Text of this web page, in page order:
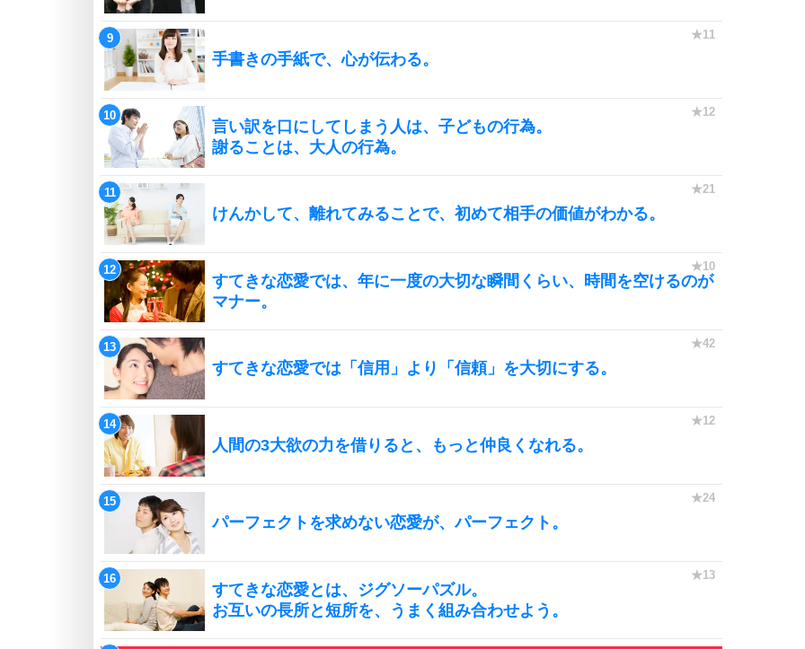
手書きの手紙で、心が伝わる。
言い訳を口にしてしまう人は、子どもの行為。
謝ることは、大人の行為。
けんかして、離れてみることで、初めて相手の価値がわかる。
すてきな恋愛では、年に一度の大切な瞬間くらい、時間を空けるのが
マナー。
すてきな恋愛では「信用」より「信頼」を大切にする。
人間の3大欲の力を借りると、もっと仲良くなれる。
パーフェクトを求めない恋愛が、パーフェクト。
すてきな恋愛とは、ジグソーパズル。
お互いの長所と短所を、うまく組み合わせよう。